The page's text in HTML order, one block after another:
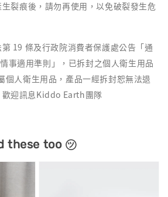
生裂痕後，請勿再使用，以免破裂發生危
19 條及行政院消費者保護處公告「通
事適用準則」，已拆封之個人衛生用品
個人衛生用品，產品一經拆封恕無法退
歡迎訊息Kiddo Earth團隊
these too ㋡